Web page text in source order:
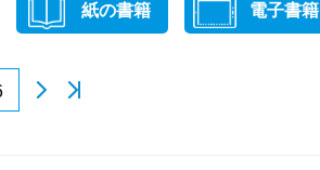
紙の書籍 電子書籍